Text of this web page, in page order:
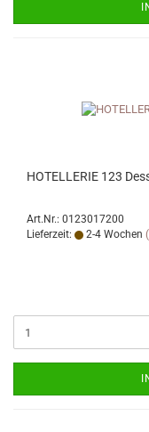
HOTELLERIE 123
Art.Nr.: 0123017200
Lieferzeit:
2-4 Wochen